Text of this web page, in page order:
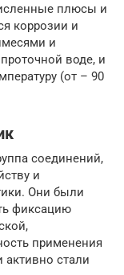
плюсы и
коррозии и
и
воде, и
(от – 90
соединений,
и
Они были
фиксацию
применения
стали